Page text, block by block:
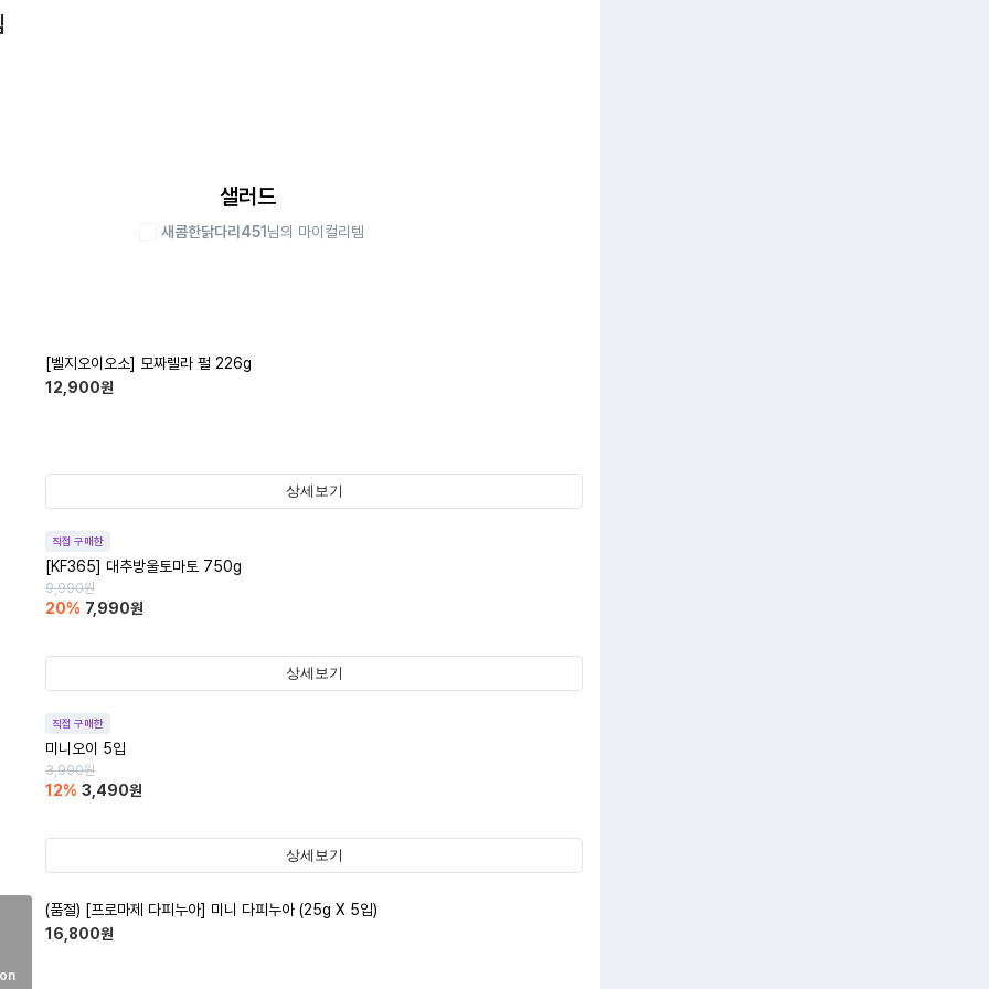
샐러드
새콤한닭다리451 님의 마이컬리템
[벨지오이오소] 모짜렐라 펄 226g
12,900원
상세보기
직접 구매한
[KF365] 대추방울토마토 750g
9,990원
20% 7,990원
상세보기
직접 구매한
미니오이 5입
3,990원
12% 3,490원
상세보기
(품절) [프로마제 다피누아] 미니 다피누아 (25g X 5입)
16,800원